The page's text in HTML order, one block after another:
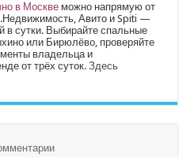
в Москве можно напрямую от
Авито и Spiti —
в сутки. Выбирайте спальные
или Бирюлёво, проверяйте
владельца и
от трёх суток.Здесь